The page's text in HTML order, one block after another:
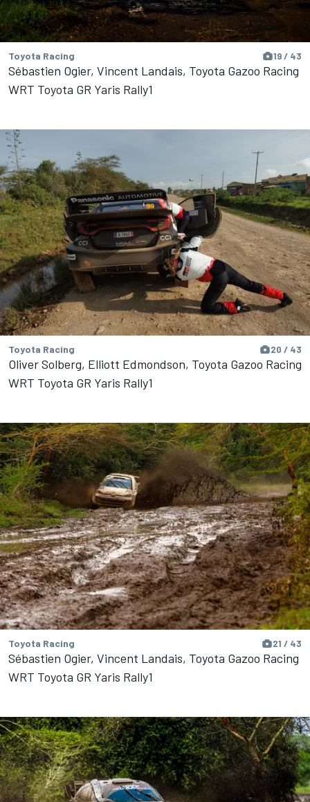
Toyota Racing 19 / 43
Sébastien Ogier, Vincent Landais, Toyota Gazoo Racing
WRT Toyota GR Yaris Rally1
Toyota Racing 20 / 43
Oliver Solberg, Elliott Edmondson, Toyota Gazoo Racing
WRT Toyota GR Yaris Rally1
Toyota Racing 21 / 43
Sébastien Ogier, Vincent Landais, Toyota Gazoo Racing
WRT Toyota GR Yaris Rally1